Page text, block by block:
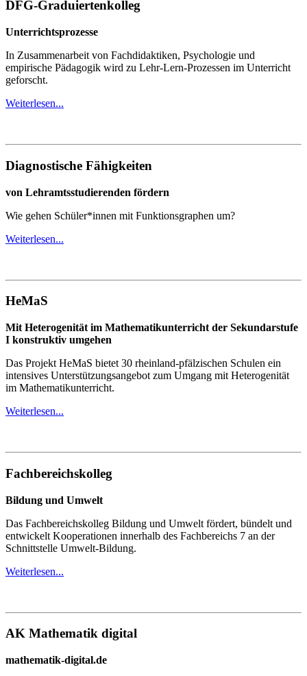
DFG-Graduiertenkolleg
Unterrichtsprozesse
In Zusammenarbeit von Fachdidaktiken, Psychologie und
empirische Pädagogik wird zu Lehr-Lern-Prozessen im Unterricht
geforscht.
Weiterlesen...
Diagnostische Fähigkeiten
von Lehramtsstudierenden fördern
Wie gehen Schüler*innen mit Funktionsgraphen um?
Weiterlesen...
HeMaS
Mit Heterogenität im Mathematikunterricht der Sekundarstufe
I konstruktiv umgehen
Das Projekt HeMaS bietet 30 rheinland-pfälzischen Schulen ein
intensives Unterstützungsangebot zum Umgang mit Heterogenität
im Mathematikunterricht.
Weiterlesen...
Fachbereichskolleg
Bildung und Umwelt
Das Fachbereichskolleg Bildung und Umwelt fördert, bündelt und
entwickelt Kooperationen innerhalb des Fachbereichs 7 an der
Schnittstelle Umwelt-Bildung.
Weiterlesen...
AK Mathematik digital
mathematik-digital.de